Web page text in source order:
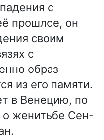
с
прошлое, он
своим
с
образ
из его памяти.
в Венецию, по
о женитьбе Сен-